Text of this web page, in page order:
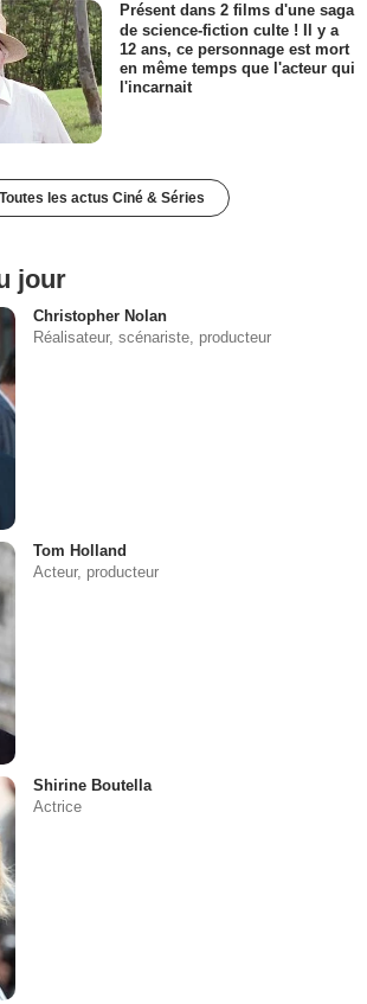
Présent dans 2 films d'une saga
de science-fiction culte ! Il y a
12 ans, ce personnage est mort
en même temps que l'acteur qui
l'incarnait
Toutes les actus Ciné & Séries
jour
Christopher Nolan
Réalisateur, scénariste, producteur
Tom Holland
Acteur, producteur
Shirine Boutella
Actrice